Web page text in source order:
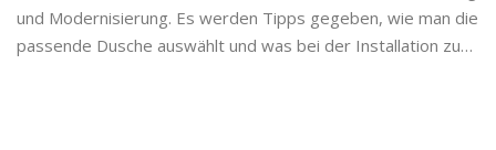
und Modernisierung. Es werden Tipps gegeben, wie man die
passende Dusche auswählt und was bei der Installation zu